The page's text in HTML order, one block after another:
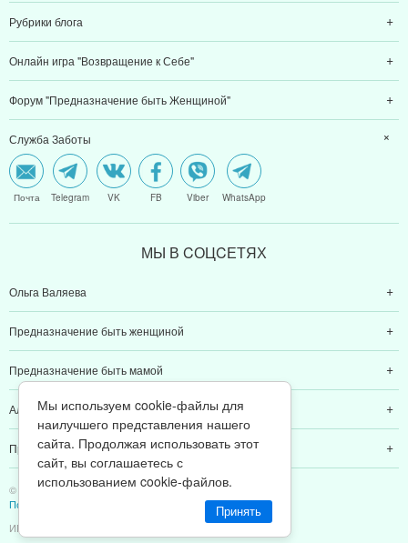
Рубрики блога
Онлайн игра "Возвращение к Себе"
Форум "Предназначение быть Женщиной"
Служба Заботы
Почта Telegram VK FB Viber WhatsApp
МЫ В CОЦCЕТЯХ
Ольга Валяева
Предназначение быть женщиной
Предназначение быть мамой
Алексей Валяев
Предназначение быть папой
© 2011-2026 Предназначение быть Женщиной
Политика конфиденциальности
ИП Валяев А. В. | ИНН 380111808709
Мы используем cookie-файлы для
наилучшего представления нашего
сайта. Продолжая использовать этот
сайт, вы соглашаетесь с
использованием cookie-файлов.
Принять